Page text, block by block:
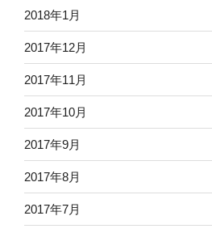
2018年1月
2017年12月
2017年11月
2017年10月
2017年9月
2017年8月
2017年7月